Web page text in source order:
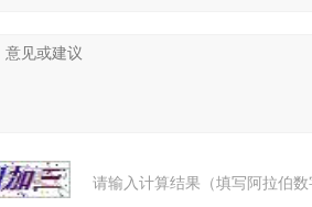
请输入计算结果（填写阿拉伯